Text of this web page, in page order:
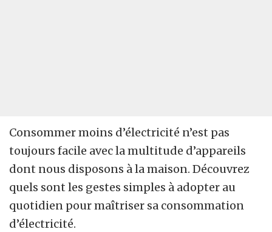
Consommer moins d’électricité n’est pas
toujours facile avec la multitude d’appareils
dont nous disposons à la maison. Découvrez
quels sont les gestes simples à adopter au
quotidien pour maîtriser sa consommation
d’électricité.